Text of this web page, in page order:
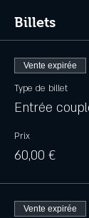
Billets
Vente expirée
Type de billet
Entrée
Prix
60,00 €
Vente expirée